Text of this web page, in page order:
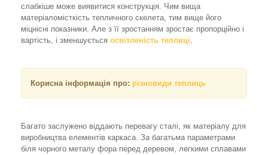
слабкіше може виявитися конструкція. Чим вища
матеріаломісткість тепличного скелета, тим вище його
міцнісні показники. Але з її зростанням зростає пропорційно і
вартість, і зменшується освітленість теплиці.
Корисна інформація про: різновиди теплиць
Багато заслужено віддають перевагу сталі, як матеріалу для
виробництва елементів каркаса. За багатьма параметрами
біля чорного металу фора перед деревом, легкими сплавами